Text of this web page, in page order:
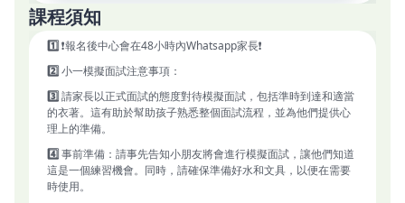
5️⃣ 圓玄小學 ＋ 李宗德小學 (只限元朗）
模擬面試形式
✅ 小組面試
✅ 即時報告講解（由分校最資深的升小面試總監親自負責）
(全程約1.25小時）
評估內容
⭐ 學術能力
⭐ 邏輯思維能力
課程須知
1️⃣❗報名後中心會在48小時內Whatsapp家長❗
2️⃣小一模擬面試注意事項：
3️⃣請家長以正式面試的態度對待模擬面試，包括準時到達和適當
的衣著。這有助於幫助孩子熟悉整個面試流程，並為他們提供心
理上的準備。
4️⃣事前準備：請事先告知小朋友將會進行模擬面試，讓他們知道
這是一個練習機會。同時，請確保準備好水和文具，以便在需要
時使用。